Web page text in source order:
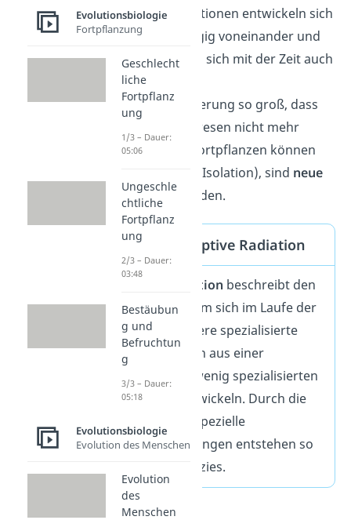
Die Teilpopulationen entwickeln sich
nun unabhängig voneinander und
unterscheiden sich mit der Zeit auch
genetisch.
Ist die Veränderung so groß, dass
sich die Lebewesen nicht mehr
miteinander fortpflanzen können
(reproduktive Isolation), sind neue
Artenentstanden.
Defintion Adaptive Radiation
Adaptive Radiation beschreibt den
Vorgang, bei dem sich im Laufe der
Evolution mehrere spezialisierte
Teilpopulationen aus einer
ursprüngliche wenig spezialisierten
Gründerart entwickeln. Durch die
Anpassung an spezielle
Umweltbedingungen entstehen so
neue Arten/Spezies.
Evolutionsbiologie
Fortpflanzung
Geschlecht
liche
Fortpflanz
ung
1/3 – Dauer:
05:06
Ungeschle
chtliche
Fortpflanz
ung
2/3 – Dauer:
03:48
Bestäubun
g und
Befruchtun
g
3/3 – Dauer:
05:18
Evolutionsbiologie
Evolution des Menschen
Evolution
des
Menschen